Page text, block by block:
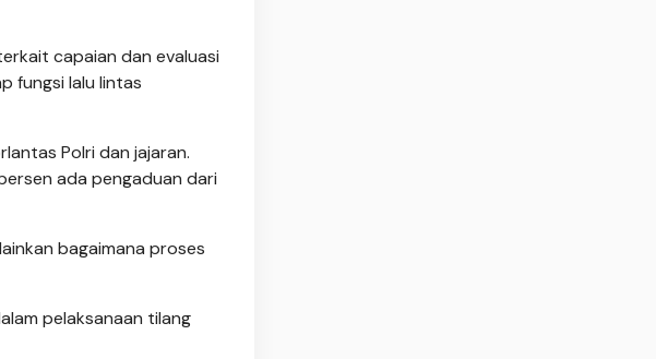
capaian dan evaluasi
fungsi lalu lintas
Polri dan jajaran.
ada pengaduan dari
bagaimana proses
pelaksanaan tilang